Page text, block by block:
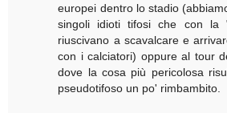
europei dentro lo stadio
singoli idioti tifosi che con la
riuscivano a scavalcare e
con i calciatori) oppure al tour
dove la cosa più pericolosa
pseudotifoso un po' rimbambito.